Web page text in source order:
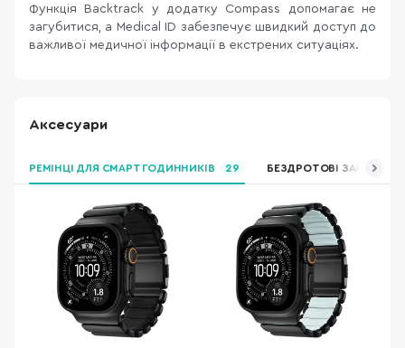
Функція Backtrack у додатку Compass допомагає не
загубитися, а Medical ID забезпечує швидкий доступ до
важливої медичної інформації в екстрених ситуаціях.
Аксесуари
РЕМІНЦІ ДЛЯ СМАРТ ГОДИННИКІВ 29 БЕЗДРОТОВІ ЗАРЯДНІ